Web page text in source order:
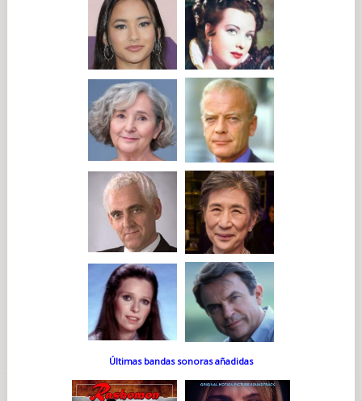
Últimas bandas sonoras añadidas